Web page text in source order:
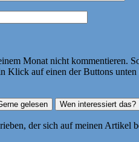
Monat nicht kommentieren.
auf einen der Buttons unten
der sich auf meinen